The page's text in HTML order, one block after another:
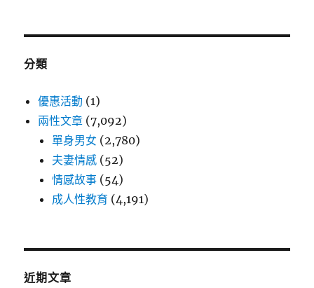
分類
優惠活動 (1)
兩性文章 (7,092)
單身男女 (2,780)
夫妻情感 (52)
情感故事 (54)
成人性教育 (4,191)
近期文章